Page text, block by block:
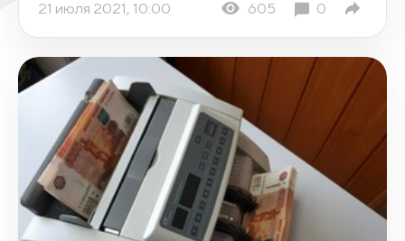
21 июля 2021, 10:00 605 0